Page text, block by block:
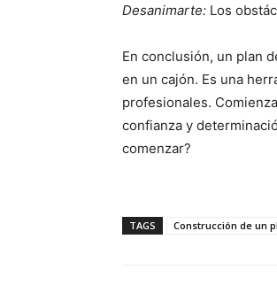
Desanimarte: Los
En conclusión, un plan
en un cajón. Es una
profesionales.
confianza y
comenzar?
TAGS Construcción de un